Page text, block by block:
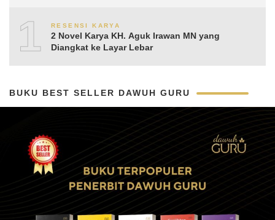
10RESENSI KARYA
2 Novel Karya KH. Aguk Irawan MN yang
Diangkat ke Layar Lebar
BUKU BEST SELLER DAWUH GURU